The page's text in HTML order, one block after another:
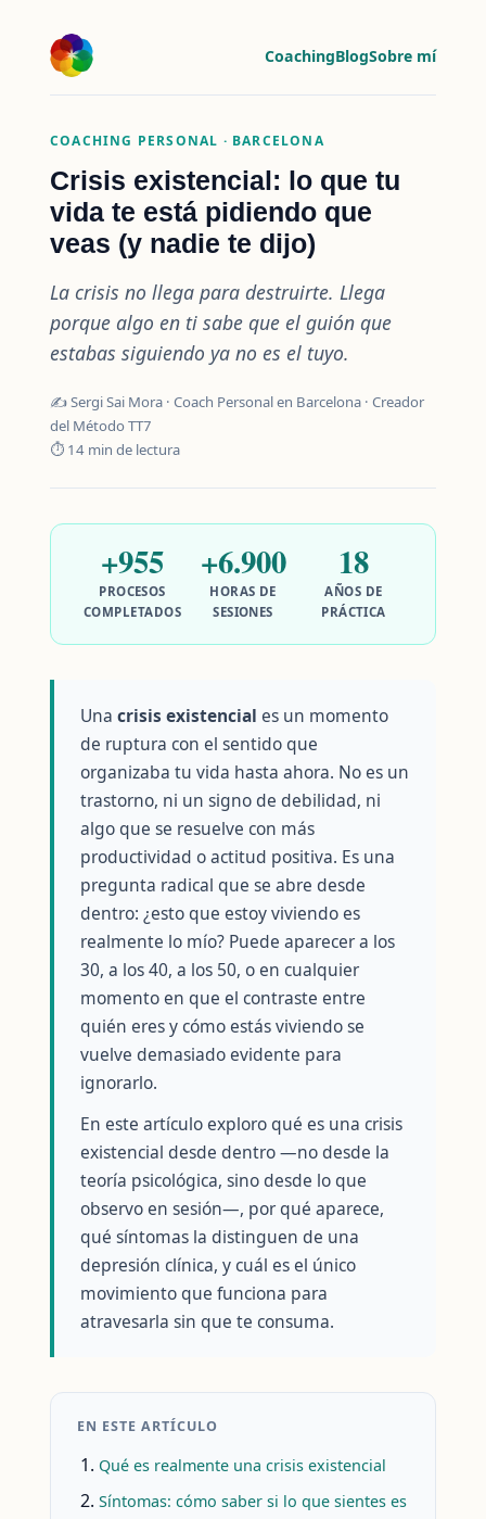
Crisis existencial: qué es, síntomas reales y cómo
CoachingBlogSobre mí
COACHING PERSONAL · BARCELONA
Crisis existencial: lo que tu
vida te está pidiendo que
veas (y nadie te dijo)
La crisis no llega para destruirte. Llega
porque algo en ti sabe que el guión que
estabas siguiendo ya no es el tuyo.
✍️ Sergi Sai Mora · Coach Personal en Barcelona · Creador
del Método TT7
⏱ 14 min de lectura
+955
PROCESOS
COMPLETADOS
+6.900
HORAS DE
SESIONES
18
AÑOS DE
PRÁCTICA
Una crisis existencial es un momento
de ruptura con el sentido que
organizaba tu vida hasta ahora. No es un
trastorno, ni un signo de debilidad, ni
algo que se resuelve con más
productividad o actitud positiva. Es una
pregunta radical que se abre desde
dentro: ¿esto que estoy viviendo es
realmente lo mío? Puede aparecer a los
30, a los 40, a los 50, o en cualquier
momento en que el contraste entre
quién eres y cómo estás viviendo se
vuelve demasiado evidente para
ignorarlo.
En este artículo exploro qué es una crisis
existencial desde dentro —no desde la
teoría psicológica, sino desde lo que
observo en sesión—, por qué aparece,
qué síntomas la distinguen de una
depresión clínica, y cuál es el único
movimiento que funciona para
atravesarla sin que te consuma.
EN ESTE ARTÍCULO
Qué es realmente una crisis existencial
Síntomas: cómo saber si lo que sientes es